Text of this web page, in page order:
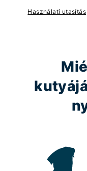
Használati utasítás